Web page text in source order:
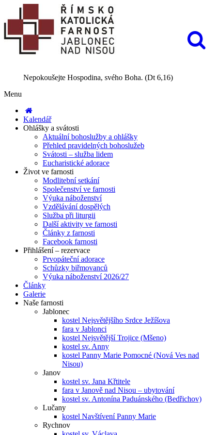
Nepokoušejte Hospodina, svého Boha. (Dt 6,16)
Menu
Kalendář
Ohlášky a svátosti
Aktuální bohoslužby a ohlášky
Přehled pravidelných bohoslužeb
Svátosti – služba lidem
Eucharistické adorace
Život ve farnosti
Modlitební setkání
Společenství ve farnosti
Výuka náboženství
Vzdělávání dospělých
Služba při liturgii
Další aktivity ve farnosti
Články z farnosti
Facebook farnosti
Přihlášení – rezervace
Prvopáteční adorace
Schůzky biřmovanců
Výuka náboženství 2026/27
Články
Galerie
Naše farnosti
Jablonec
kostel Nejsvětějšího Srdce Ježíšova
fara v Jablonci
kostel Nejsvětější Trojice (Mšeno)
kostel sv. Anny
kostel Panny Marie Pomocné (Nová Ves nad
Nisou)
Janov
kostel sv. Jana Křtitele
fara v Janově nad Nisou – ubytování
kostel sv. Antonína Paduánského (Bedřichov)
Lučany
kostel Navštívení Panny Marie
Rychnov